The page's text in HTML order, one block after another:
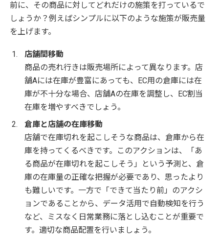
前に、その商品に対してどれだけの施策を打っているで
しょうか？例えばシンプルに以下のような施策が販売量
を上げます。
店舗間移動
商品の売れ行きは販売場所によって異なります。店
舗Aには在庫が豊富にあっても、EC用の倉庫には在
庫が不十分な場合、店舗Aの在庫を調整し、EC割当
在庫を増やすべきでしょう。
倉庫と店舗の在庫移動
店舗で在庫切れを起こしそうな商品は、倉庫から在
庫を持ってくるべきです。このアクションは、「あ
る商品が在庫切れを起こしそう」という予測と、倉
庫の在庫量の正確な把握が必要であり、思ったより
も難しいです。一方で「できて当たり前」のアクシ
ョンであることから、データ活用で自動検知を行う
など、ミスなく日常業務に落とし込むことが重要で
す。適切な商品配置を行いましょう。